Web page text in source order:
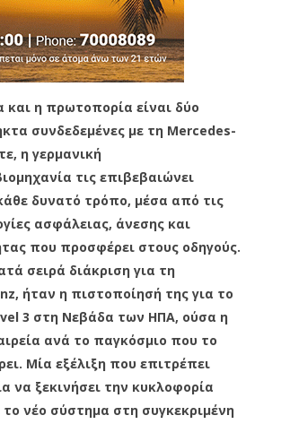
και η πρωτοπορία είναι δύο
συνδεδεμένες με τη Mercedes-
η γερμανική
τις επιβεβαιώνει
δυνατό τρόπο, μέσα από τις
ασφάλειας, άνεσης και
που προσφέρει στους οδηγούς.
σειρά διάκριση για τη
ήταν η πιστοποίησή της για το
3 στη Νεβάδα των ΗΠΑ, ούσα η
ανά το παγκόσμιο που το
Μία εξέλιξη που επιτρέπει
να ξεκινήσει την κυκλοφορία
νέο σύστημα στη συγκεκριμένη